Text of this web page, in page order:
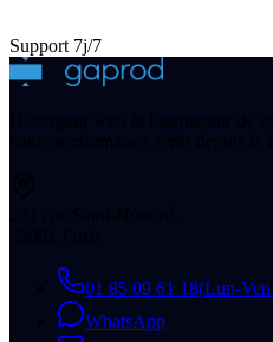
Support 7j/7
01 85 09 61 18(Lun-
WhatsApp